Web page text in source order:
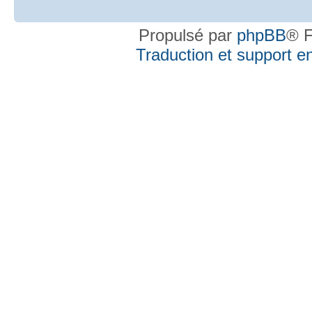
Propulsé par phpBB®
Traduction et support